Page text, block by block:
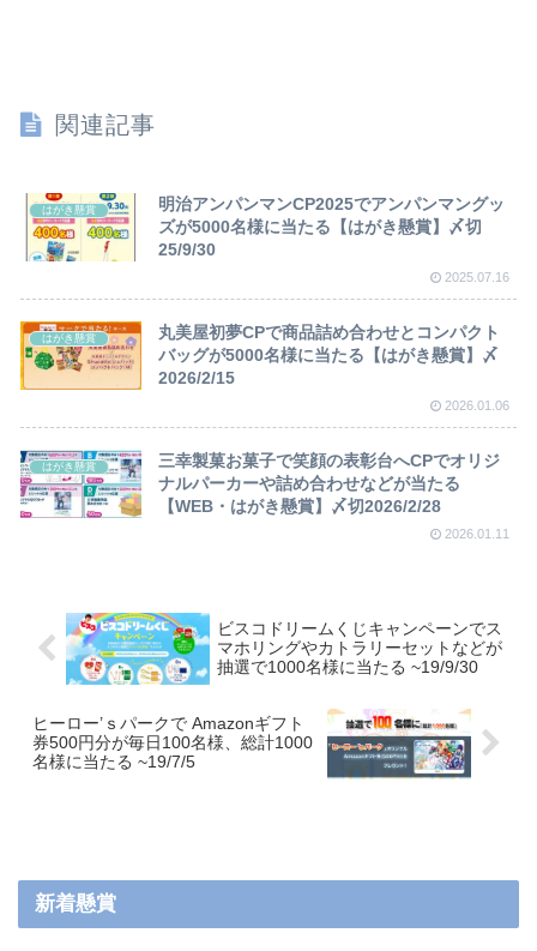
関連記事
はがき懸賞
明治アンパンマンCP2025でアンパンマングッ
ズが5000名様に当たる【はがき懸賞】〆切
25/9/30
2025.07.16
はがき懸賞
丸美屋初夢CPで商品詰め合わせとコンパクト
バッグが5000名様に当たる【はがき懸賞】〆
2026/2/15
2026.01.06
はがき懸賞
三幸製菓お菓子で笑顔の表彰台へCPでオリジ
ナルパーカーや詰め合わせなどが当たる
【WEB・はがき懸賞】〆切2026/2/28
2026.01.11
ビスコドリームくじキャンペーンでス
マホリングやカトラリーセットなどが
抽選で1000名様に当たる ~19/9/30
ヒーロー’ｓパークで Amazonギフト
券500円分が毎日100名様、総計1000
名様に当たる ~19/7/5
新着懸賞